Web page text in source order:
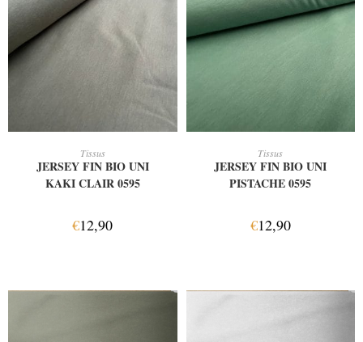
Tissus
JERSEY FIN BIO UNI
KAKI CLAIR 0595
€12,90
Tissus
JERSEY FIN BIO UNI
PISTACHE 0595
€12,90